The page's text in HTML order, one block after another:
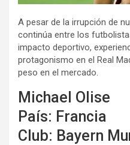
A pesar de la irrupción de
continúa entre los
impacto deportivo,
protagonismo en el Real
peso en el mercado.
Michael Olise
País: Francia
Club: Bayern